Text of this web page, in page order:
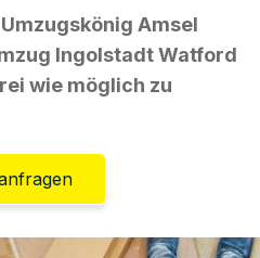
Amsel
Ingolstadt Watford
wie möglich zu